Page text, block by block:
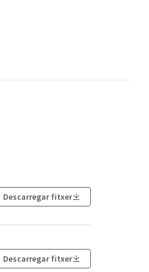
Descarregar fitxer
Descarregar fitxer